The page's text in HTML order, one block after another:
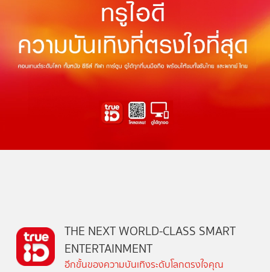
THE NEXT WORLD-CLASS SMART
ENTERTAINMENT
อีกขั้นของความบันเทิงระดับโลกตรงใจคุณ